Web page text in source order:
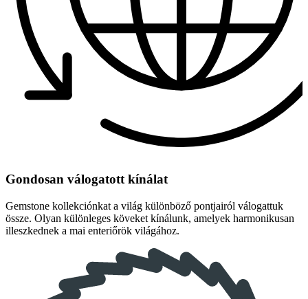
Gondosan válogatott kínálat
Gemstone kollekciónkat a világ különböző pontjairól válogattuk
össze. Olyan különleges köveket kínálunk, amelyek harmonikusan
illeszkednek a mai enteriőrök világához.